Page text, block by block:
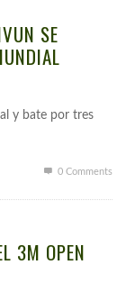
SE
y bate por tres
0 Comments
3M OPEN